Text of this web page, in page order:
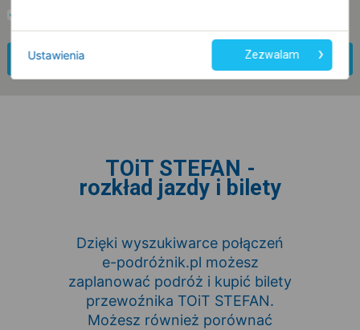
TOiT STEFAN -
rozkład jazdy i bilety
Dzięki wyszukiwarce połączeń
e-podróżnik.pl możesz
zaplanować podróż i kupić bilety
przewoźnika TOiT STEFAN.
Możesz również porównać
Ustawienia Zezwalam